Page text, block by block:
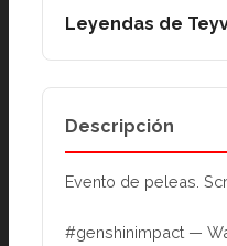
Leyendas de
Descripción
Evento de peleas.
#genshinimpact —